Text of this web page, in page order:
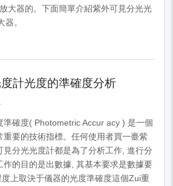
大器的。下面簡單介紹紫外可見分光光
。
計光度的準確度分析
準確度( Photometric Accur acy ) 是一個
重要的技術指標。任何使用者買一臺紫
見分光光度計都是為了分析工作, 進行分
作的目的是出數據, 其基本要求是數據要
上取決于儀器的光度準確度這個Zui重